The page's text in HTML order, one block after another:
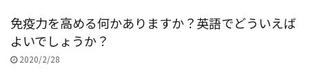
免疫力を高める何かありますか？英語でどういえば
よいでしょうか？
2020/2/28